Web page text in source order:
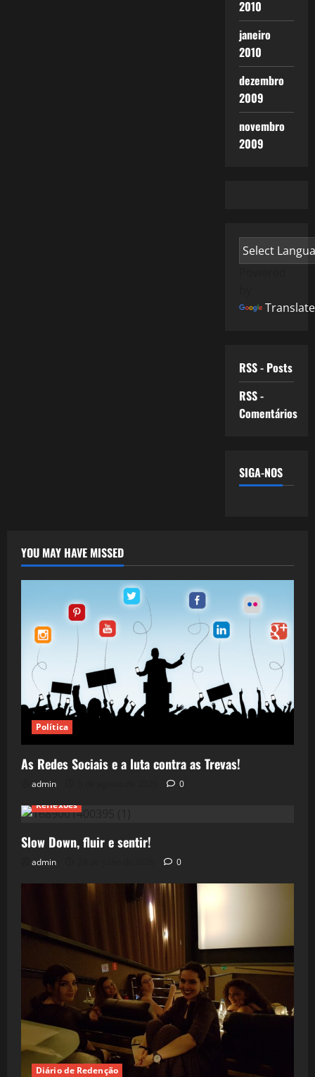
2010
janeiro
2010
dezembro
2009
novembro
2009
Translate
RSS - Posts
RSS -
Comentários
SIGA-NOS
YOU MAY HAVE MISSED
Política
As Redes Sociais e a luta contra as Trevas!
admin
0
Reflexões
Slow Down, fluir e sentir!
admin 0
Diário de Redenção